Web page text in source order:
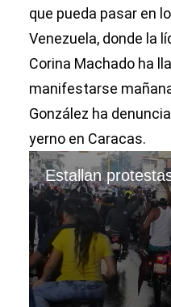
que pueda pasar en
Venezuela, donde la
Corina Machado ha
manifestarse
González ha
yerno en Caracas.